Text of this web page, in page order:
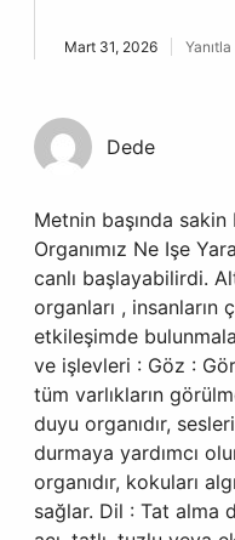
Mart 31, 2026 Yanıtla
Dede
Metnin başında
Organımız Ne Işe
canlı başlayabilirdi.
organları , insanların
etkileşimde
ve işlevleri : Göz :
tüm varlıkların
duyu organıdır,
durmaya yardımcı
organıdır, kokuları
sağlar. Dil : Tat alma